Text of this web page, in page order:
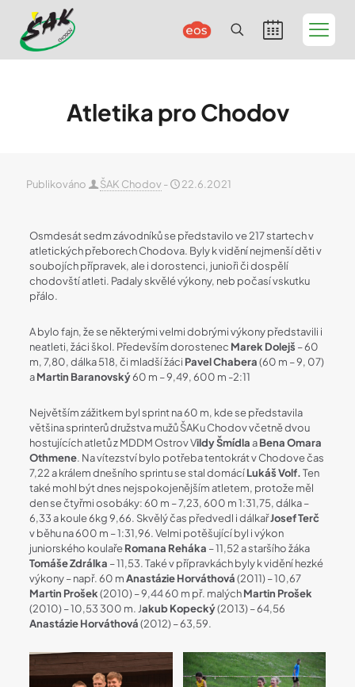
Atletika pro Chodov
Publikováno ŠAK Chodov- 22.6.2021
Osmdesát sedm závodníků se představilo ve 217 startech v
atletických přeborech Chodova. Byly k vidění nejmenší děti v
soubojích přípravek, ale i dorostenci, junioři či dospělí
chodovští atleti. Padaly skvělé výkony, neb počasí vskutku
přálo.
A bylo fajn, že se některými velmi dobrými výkony představili i
neatleti, žáci škol. Především dorostenec Marek Dolejš – 60
m, 7,80, dálka 518, či mladší žáci Pavel Chabera(60 m – 9, 07)
aMartin Baranovský60 m – 9,49, 600 m -2:11
Největším zážitkem byl sprint na 60 m, kde se představila
většina sprinterů družstva mužů ŠAKu Chodov včetně dvou
hostujících atletů z MDDM Ostrov Vildy ŠmídlaaBenaOmara
Othmene. Na vítezství bylo potřeba tentokrát v Chodove čas
7,22 a králem dnešního sprintu se stal domácíLukáš Volf.Ten
také mohl být dnes nejspokojenějším atletem, protože měl
den se čtyřmi osobáky: 60 m – 7,23, 600 m 1:31,75, dálka –
6,33 a koule 6kg 9,66. Skvělý čas předvedl i dálkařJosef Terč
v běhu na 600 m – 1:31,96. Velmi potěšující byl i výkon
juniorského koulařeRomana Reháka – 11,52 a staršího žáka
Tomáše Zdrálka – 11,53. Také v přípravkách byly k vidění hezké
výkony – např. 60 mAnastázieHorváthová(2011) – 10,67
Martin Prošek(2010) – 9,44 60 m př. malýchMartin Prošek
(2010) – 10,53 300 m. Jakub Kopecký(2013) – 64,56
Anastázie Horváthová(2012) – 63,59.